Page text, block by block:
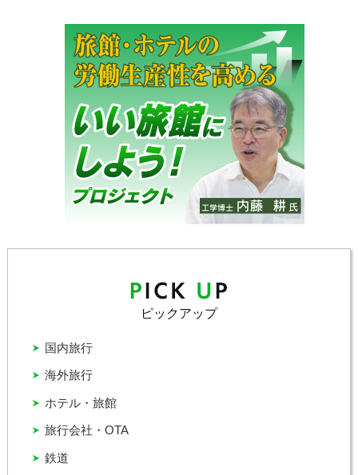
ピックアップ
ホテル・旅館
国内旅行
旅行会社・OTA
海外旅行
鉄道